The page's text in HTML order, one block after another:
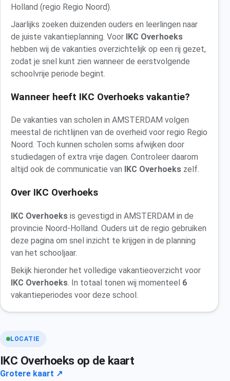
Holland (regio Regio Noord).
Jaarlijks zoeken duizenden ouders en leerlingen naar
de juiste vakantieplanning. Voor IKC Overhoeks
hebben wij de vakanties overzichtelijk op een rij gezet,
zodat je snel kunt zien wanneer de eerstvolgende
schoolvrije periode begint.
Wanneer heeft IKC Overhoeks vakantie?
De vakanties van scholen in AMSTERDAM volgen
meestal de richtlijnen van de overheid voor regio Regio
Noord. Toch kunnen scholen soms afwijken door
studiedagen of extra vrije dagen. Controleer daarom
altijd ook de communicatie van
IKC Overhoeks zelf.
Over IKC Overhoeks
IKC Overhoeks is gevestigd in AMSTERDAM in de
provincie Noord-Holland. Ouders uit de regio gebruiken
deze pagina om snel inzicht te krijgen in de planning
van het schooljaar.
Bekijk hieronder het volledige vakantieoverzicht voor
IKC Overhoeks. In totaal tonen wij momenteel 6
vakantieperiodes voor deze school.
LOCATIE
IKC Overhoeks op de kaart
Grotere kaart ↗